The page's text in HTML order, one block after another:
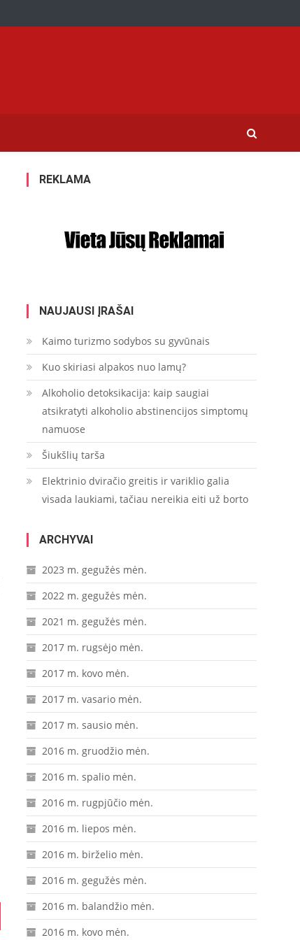
REKLAMA
NAUJAUSI ĮRAŠAI
Kaimo turizmo sodybos su gyvūnais
Kuo skiriasi alpakos nuo lamų?
Alkoholio detoksikacija: kaip saugiai
atsikratyti alkoholio abstinencijos simptomų
namuose
Šiukšlių tarša
Elektrinio dviračio greitis ir variklio galia
visada laukiami, tačiau nereikia eiti už borto
ARCHYVAI
2023 m. gegužės mėn.
2022 m. gegužės mėn.
2021 m. gegužės mėn.
2017 m. rugsėjo mėn.
2017 m. kovo mėn.
2017 m. vasario mėn.
2017 m. sausio mėn.
2016 m. gruodžio mėn.
2016 m. spalio mėn.
2016 m. rugpjūčio mėn.
2016 m. liepos mėn.
2016 m. birželio mėn.
2016 m. gegužės mėn.
2016 m. balandžio mėn.
2016 m. kovo mėn.